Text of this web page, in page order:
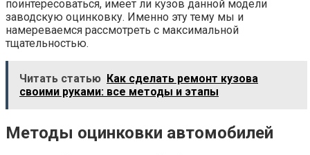
поинтересоваться, имеет ли кузов данной модели
заводскую оцинковку. Именно эту тему мы и
намереваемся рассмотреть с максимальной
тщательностью.
Читать статью Как сделать ремонт кузова
своими руками: все методы и этапы
Методы оцинковки автомобилей